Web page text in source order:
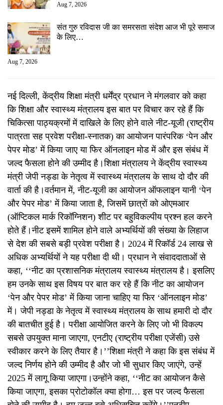
Aug 7, 2026
संत गुरु रविदास जी का समरसता संदेश आज भी पूरे समाज
के लिए…
Aug 7, 2026
नई दिल्ली, केंद्रीय शिक्षा मंत्री धर्मेंद्र प्रधान ने मंगलवार को कहा
कि शिक्षा और स्वास्थ्य मंत्रालय इस बात पर विचार कर रहे हैं कि
चिकित्सा पाठ्यक्रमों में दाखिले के लिए होने वाले नीट-यूजी (राष्ट्रीय
पात्रता सह प्रवेश परीक्षा-स्नातक) का आयोजन पारंपरिक ‘पेन और
पेपर मोड’ में किया जाए या फिर ऑनलाइन मोड में और इस संबंध में
जल्द फैसला होने की उम्मीद है।शिक्षा मंत्रालय ने केंद्रीय स्वास्थ्य
मंत्री जेपी नड्डा के नेतृत्व में स्वास्थ्य मंत्रालय के साथ दो दौर की
वार्ता की है।वर्तमान में, नीट-यूजी का आयोजन ऑफलाइन यानी ‘पेन
और पेपर मोड’ में किया जाता है, जिसमें छात्रों को ओएमआर
(ऑप्टिकल मार्क रिकॉग्निशन) शीट पर बहुविकल्पीय प्रश्न हल करने
होते हैं।नीट इसमें शामिल होने वाले अभ्यर्थियों की संख्या के लिहाज
से देश की सबसे बड़ी प्रवेश परीक्षा है। 2024 में रिकॉर्ड 24 लाख से
अधिक अभ्यर्थियों ने यह परीक्षा दी थी। प्रधान ने संवाददाताओं से
कहा, ‘‘नीट का प्रशासनिक मंत्रालय स्वास्थ्य मंत्रालय है। इसलिए
हम उनके साथ इस विषय पर बात कर रहे हैं कि नीट का आयोजन
‘पेन और पेपर मोड’ में किया जाना चाहिए या फिर ‘ऑनलाइन मोड’
में। जेपी नड्डा के नेतृत्व में स्वास्थ्य मंत्रालय के साथ हमारी दो दौर
की बातचीत हुई है। परीक्षा आयोजित करने के लिए जो भी विकल्प
सबसे उपयुक्त माना जाएगा, एनटीए (राष्ट्रीय परीक्षा एजेंसी) उसे
स्वीकार करने के लिए तैयार है।’’शिक्षा मंत्री ने कहा कि इस संबंध में
जल्द निर्णय होने की उम्मीद है और जो भी सुधार किए जाएंगे, उन्हें
2025 में लागू किया जाएगा।उन्होंने कहा, ‘‘नीट का आयोजन कैसे
किया जाएगा, इसका प्रोटोकॉल क्या होगा… इस पर जल्द फैसला